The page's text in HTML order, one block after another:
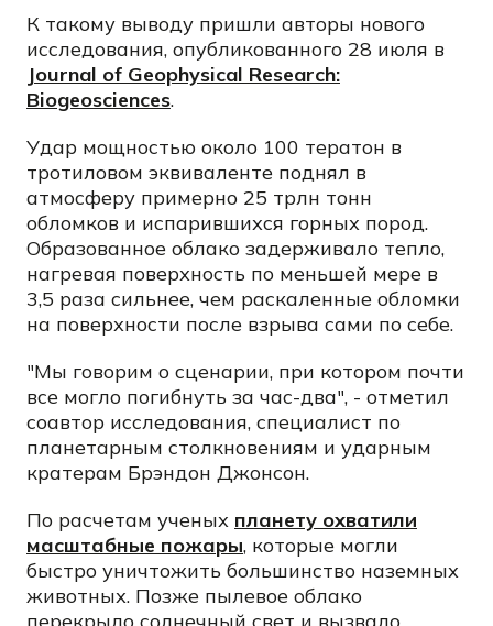
К такому выводу пришли авторы нового
исследования, опубликованного 28 июля в
Journal of Geophysical Research:
Biogeosciences.
Удар мощностью около 100 тератон в
тротиловом эквиваленте поднял в
атмосферу примерно 25 трлн тонн
обломков и испарившихся горных пород.
Образованное облако задерживало тепло,
нагревая поверхность по меньшей мере в
3,5 раза сильнее, чем раскаленные обломки
на поверхности после взрыва сами по себе.
"Мы говорим о сценарии, при котором почти
все могло погибнуть за час-два", - отметил
соавтор исследования, специалист по
планетарным столкновениям и ударным
кратерам Брэндон Джонсон.
По расчетам ученых планету охватили
масштабные пожары, которые могли
быстро уничтожить большинство наземных
животных. Позже пылевое облако